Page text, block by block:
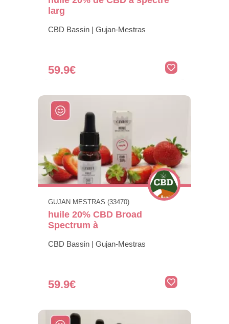
larg
CBD Bassin | Gujan-Mestras
59.9€
GUJAN MESTRAS (33470)
huile 20% CBD Broad
Spectrum à
CBD Bassin | Gujan-Mestras
59.9€